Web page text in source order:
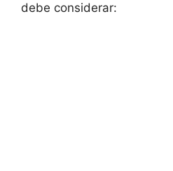
debe considerar: